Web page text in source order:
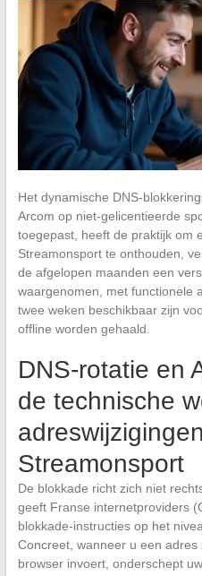
Het dynamische DNS-
Arcom op niet-gelicentieerde
toegepast, heeft de praktijk om
Streamonsport te onthouden,
de afgelopen maanden een
waargenomen, met functionele
twee weken beschikbaar zijn
offline worden gehaald.
DNS-rotatie en
de technische
Streamonsport
De blokkade richt zich niet
geeft Franse internetproviders
blokkade-instructies op het
Concreet, wanneer u een
browser invoert, onderschept